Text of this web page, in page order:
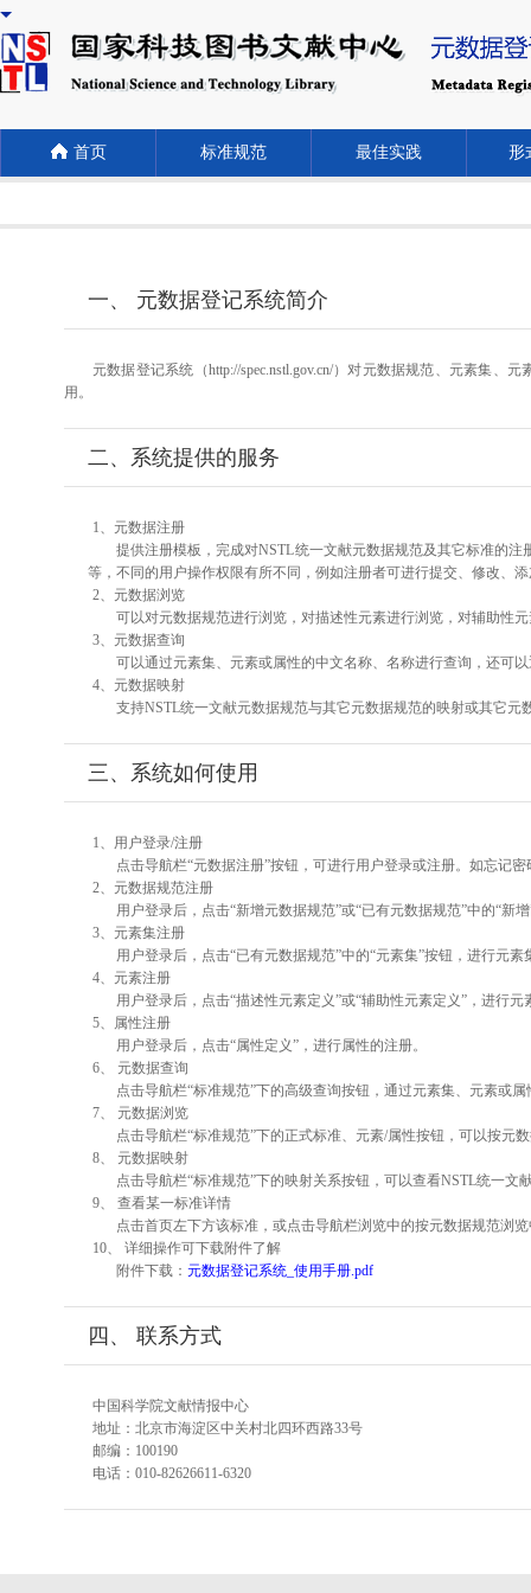
首页 标准规范 最佳实践 形
一、 元数据登记系统简介
元数据登记系统（http://spec.nstl.gov.cn/）对元数据规范、元素集
用。
二、系统提供的服务
1、元数据注册
提供注册模板，完成对NSTL统一文献元数据规范及其它标准的
等，不同的用户操作权限有所不同，例如注册者可进行提交、修改、
2、元数据浏览
可以对元数据规范进行浏览，对描述性元素进行浏览，对辅助性
3、元数据查询
可以通过元素集、元素或属性的中文名称、名称进行查询，还可
4、元数据映射
支持NSTL统一文献元数据规范与其它元数据规范的映射或其它元
三、系统如何使用
1、用户登录/注册
点击导航栏“元数据注册”按钮，可进行用户登录或注册。如忘记
2、元数据规范注册
用户登录后，点击“新增元数据规范”或“已有元数据规范”中的“新
3、元素集注册
用户登录后，点击“已有元数据规范”中的“元素集”按钮，进行元素
4、元素注册
用户登录后，点击“描述性元素定义”或“辅助性元素定义”，进行元
5、属性注册
用户登录后，点击“属性定义”，进行属性的注册。
6、 元数据查询
点击导航栏“标准规范”下的高级查询按钮，通过元素集、元素或
7、 元数据浏览
点击导航栏“标准规范”下的正式标准、元素/属性按钮，可以按元
8、 元数据映射
点击导航栏“标准规范”下的映射关系按钮，可以查看NSTL统一文
9、 查看某一标准详情
点击首页左下方该标准，或点击导航栏浏览中的按元数据规范浏
10、 详细操作可下载附件了解
附件下载： 元数据登记系统_使用手册.pdf
四、 联系方式
中国科学院文献情报中心
地址：北京市海淀区中关村北四环西路33号
邮编：100190
电话：010-82626611-6320